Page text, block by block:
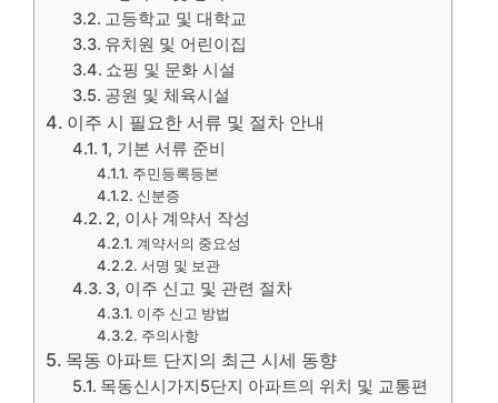
고등학교 및 대학교
유치원 및 어린이집
쇼핑 및 문화 시설
공원 및 체육시설
이주 시 필요한 서류 및 절차 안내
1, 기본 서류 준비
주민등록등본
신분증
2, 이사 계약서 작성
계약서의 중요성
서명 및 보관
3, 이주 신고 및 관련 절차
이주 신고 방법
주의사항
목동 아파트 단지의 최근 시세 동향
목동신시가지5단지 아파트의 위치 및 교통편